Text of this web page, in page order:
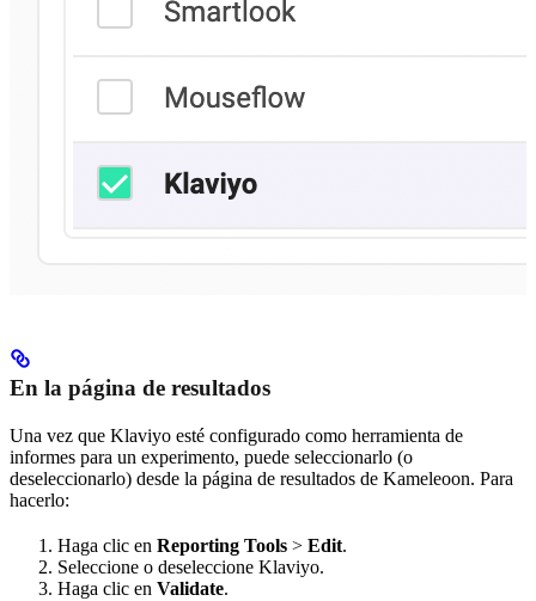
En la página de resultados
Una vez que Klaviyo esté configurado como herramienta de
informes para un experimento, puede seleccionarlo (o
deseleccionarlo) desde la página de resultados de Kameleoon. Para
hacerlo:
Haga clic en Reporting Tools > Edit.
Seleccione o deseleccione Klaviyo.
Haga clic en Validate.